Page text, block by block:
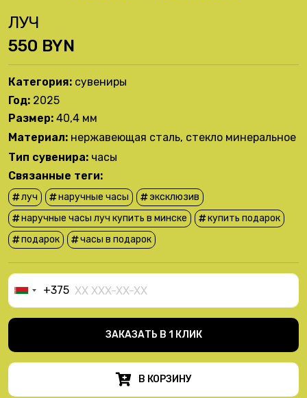
ЛУЧ
550 BYN
Категория: сувениры
Год: 2025
Размер: 40,4 мм
Материал: нержавеющая сталь, стекло минеральное
Тип сувенира: часы
Связанные теги:
луч наручные часы
эксклюзив
наручные часы луч купить в минске
купить подарок
подарок
часы в подарок
Belarus
+375
+375
ЗАКАЗАТЬ В 1 КЛИК
В КОРЗИНУ